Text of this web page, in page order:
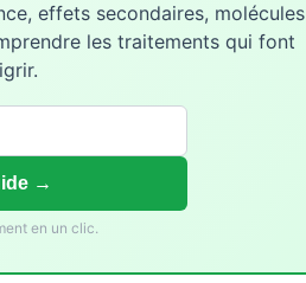
effets secondaires, molécules
les traitements qui font
→
en un clic.